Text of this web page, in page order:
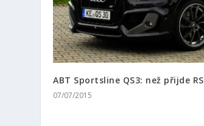
ABT Sportsline QS3: než přijde RS
07/07/2015